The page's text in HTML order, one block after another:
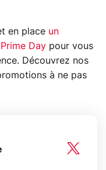
en place un
Day pour vous
Découvrez nos
à ne pas